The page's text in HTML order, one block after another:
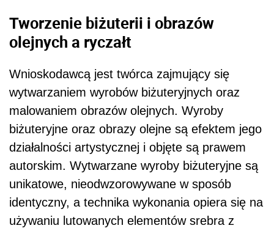
Tworzenie biżuterii i obrazów
olejnych a ryczałt
Wnioskodawcą jest twórca zajmujący się
wytwarzaniem wyrobów biżuteryjnych oraz
malowaniem obrazów olejnych. Wyroby
biżuteryjne oraz obrazy olejne są efektem jego
działalności artystycznej i objęte są prawem
autorskim. Wytwarzane wyroby biżuteryjne są
unikatowe, nieodwzorowywane w sposób
identyczny, a technika wykonania opiera się na
używaniu lutowanych elementów srebra z